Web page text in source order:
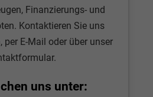
Finanzierungs- und
Kontaktieren Sie uns
per E-Mail oder über unser
uns unter: